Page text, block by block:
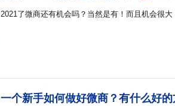
2021了微商还有机会吗？当然是有！而且机会很
一个新手如何做好微商？有什么好的